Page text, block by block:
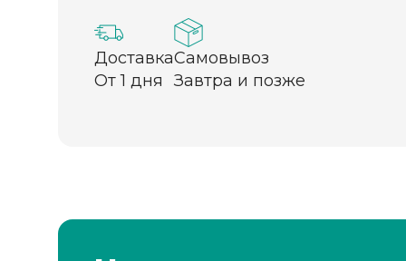
Доставка
От 1 дня
Самовывоз
Завтра и позже